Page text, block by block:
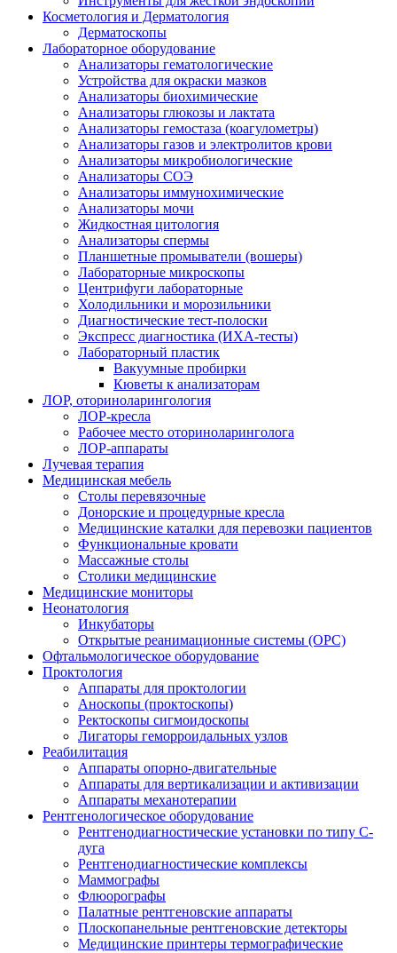
Косметология и Дерматология
Дерматоскопы
Лабораторное оборудование
Анализаторы гематологические
Устройства для окраски мазков
Анализаторы биохимические
Анализаторы глюкозы и лактата
Анализаторы гемостаза (коагулометры)
Анализаторы газов и электролитов крови
Анализаторы микробиологические
Анализаторы СОЭ
Анализаторы иммунохимические
Анализаторы мочи
Жидкостная цитология
Анализаторы спермы
Планшетные промыватели (вошеры)
Лабораторные микроскопы
Центрифуги лабораторные
Холодильники и морозильники
Диагностические тест-полоски
Экспресс диагностика (ИХА-тесты)
Лабораторный пластик
Вакуумные пробирки
Кюветы к анализаторам
ЛОР, оториноларингология
ЛОР-кресла
Рабочее место оториноларинголога
ЛОР-аппараты
Лучевая терапия
Медицинская мебель
Столы перевязочные
Донорские и процедурные кресла
Медицинские каталки для перевозки пациентов
Функциональные кровати
Массажные столы
Столики медицинские
Медицинские мониторы
Неонатология
Инкубаторы
Открытые реанимационные системы (ОРС)
Офтальмологическое оборудование
Проктология
Аппараты для проктологии
Аноскопы (проктоскопы)
Ректоскопы сигмоидоскопы
Лигаторы геморроидальных узлов
Реабилитация
Аппараты опорно-двигательные
Аппараты для вертикализации и активизации
Аппараты механотерапии
Рентгенологическое оборудование
Рентгенодиагностические установки по типу С-
дуга
Рентгенодиагностические комплексы
Маммографы
Флюорографы
Палатные рентгеновские аппараты
Плоскопанельные рентгеновские детекторы
Медицинские принтеры термографические